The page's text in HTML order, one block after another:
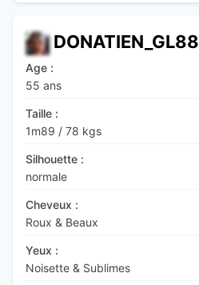
DONATIEN_GL88
Age :
55 ans
Taille :
1m89 / 78 kgs
Silhouette :
normale
Cheveux :
Roux & Beaux
Yeux :
Noisette & Sublimes